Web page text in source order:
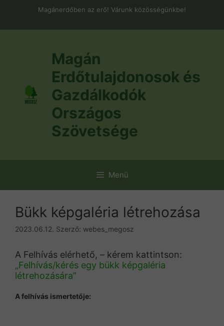
Magánerdőben az erő! Várunk közösségünkbe!
Magán
Erdőtulajdonosok és
Gazdálkodók
Országos
Szövetsége
Menü
Bükk képgaléria létrehozása
2023.06.12. Szerző: webes_megosz
A Felhívás elérhető, – kérem kattintson:
„Felhívás/kérés egy bükk képgaléria
létrehozására”
A felhívás ismertetője: